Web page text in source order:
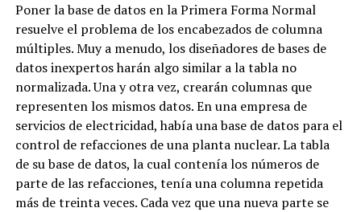
Poner la base de datos en la Primera Forma Normal
resuelve el problema de los encabezados de columna
múltiples. Muy a menudo, los diseñadores de bases de
datos inexpertos harán algo similar a la tabla no
normalizada. Una y otra vez, crearán columnas que
representen los mismos datos. En una empresa de
servicios de electricidad, había una base de datos para el
control de refacciones de una planta nuclear. La tabla
de su base de datos, la cual contenía los números de
parte de las refacciones, tenía una columna repetida
más de treinta veces. Cada vez que una nueva parte se